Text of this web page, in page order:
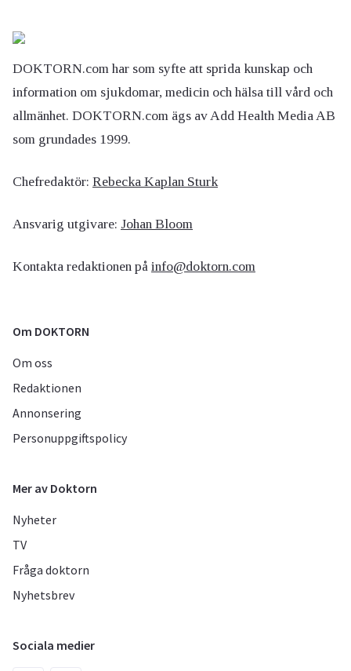
DOKTORN.com har som syfte att sprida kunskap och
information om sjukdomar, medicin och hälsa till vård och
allmänhet. DOKTORN.com ägs av Add Health Media AB
som grundades 1999.
Chefredaktör: Rebecka Kaplan Sturk
Ansvarig utgivare: Johan Bloom
Kontakta redaktionen på info@doktorn.com
Om DOKTORN
Om oss
Redaktionen
Annonsering
Personuppgiftspolicy
Mer av Doktorn
Nyheter
TV
Fråga doktorn
Nyhetsbrev
Sociala medier